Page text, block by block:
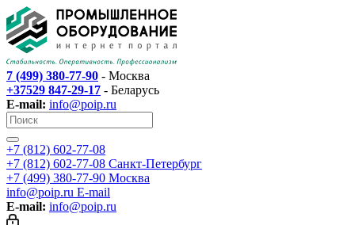
7 (499) 380-77-90 - Москва
+37529 847-29-17 - Беларусь
E-mail: info@poip.ru
+7 (812) 602-77-08
+7 (812) 602-77-08 Санкт-Петербург
+7 (499) 380-77-90 Москва
info@poip.ru E-mail
E-mail: info@poip.ru